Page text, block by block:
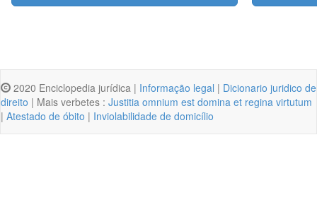
2020 Enciclopedia jurídica | Informação legal | Dicionario juridico de
direito | Mais verbetes : Justitia omnium est domina et regina virtutum
| Atestado de óbito | Inviolabilidade de domicílio